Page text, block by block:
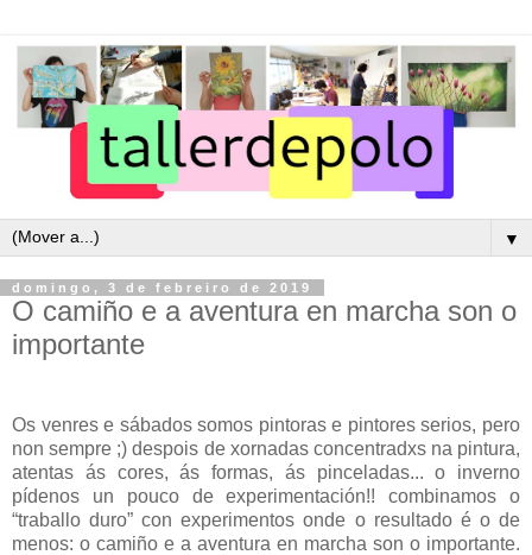
▼
domingo, 3 de febreiro de 2019
O camiño e a aventura en marcha son o
importante
Os venres e sábados somos pintoras e pintores serios, pero
non sempre ;) despois de xornadas concentradxs na pintura,
atentas ás cores, ás formas, ás pinceladas... o inverno
pídenos un pouco de experimentación!! combinamos o
“traballo duro” con experimentos onde o resultado é o de
menos: o camiño e a aventura en marcha son o importante.